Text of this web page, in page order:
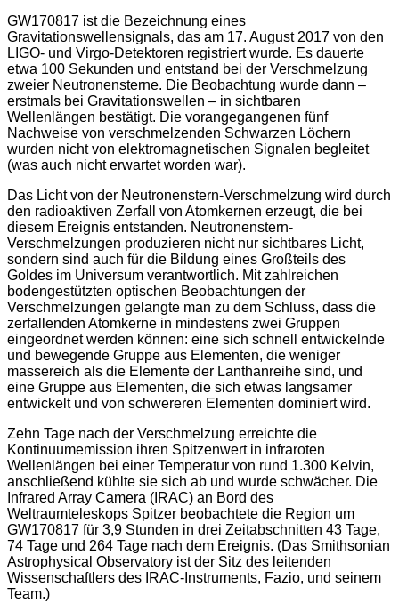
GW170817 ist die Bezeichnung eines
Gravitationswellensignals, das am 17. August 2017 von den
LIGO- und Virgo-Detektoren registriert wurde. Es dauerte
etwa 100 Sekunden und entstand bei der Verschmelzung
zweier Neutronensterne. Die Beobachtung wurde dann –
erstmals bei Gravitationswellen – in sichtbaren
Wellenlängen bestätigt. Die vorangegangenen fünf
Nachweise von verschmelzenden Schwarzen Löchern
wurden nicht von elektromagnetischen Signalen begleitet
(was auch nicht erwartet worden war).
Das Licht von der Neutronenstern-Verschmelzung wird durch
den radioaktiven Zerfall von Atomkernen erzeugt, die bei
diesem Ereignis entstanden. Neutronenstern-
Verschmelzungen produzieren nicht nur sichtbares Licht,
sondern sind auch für die Bildung eines Großteils des
Goldes im Universum verantwortlich. Mit zahlreichen
bodengestützten optischen Beobachtungen der
Verschmelzungen gelangte man zu dem Schluss, dass die
zerfallenden Atomkerne in mindestens zwei Gruppen
eingeordnet werden können: eine sich schnell entwickelnde
und bewegende Gruppe aus Elementen, die weniger
massereich als die Elemente der Lanthanreihe sind, und
eine Gruppe aus Elementen, die sich etwas langsamer
entwickelt und von schwereren Elementen dominiert wird.
Zehn Tage nach der Verschmelzung erreichte die
Kontinuumemission ihren Spitzenwert in infraroten
Wellenlängen bei einer Temperatur von rund 1.300 Kelvin,
anschließend kühlte sie sich ab und wurde schwächer. Die
Infrared Array Camera (IRAC) an Bord des
Weltraumteleskops Spitzer beobachtete die Region um
GW170817 für 3,9 Stunden in drei Zeitabschnitten 43 Tage,
74 Tage und 264 Tage nach dem Ereignis. (Das Smithsonian
Astrophysical Observatory ist der Sitz des leitenden
Wissenschaftlers des IRAC-Instruments, Fazio, und seinem
Team.)